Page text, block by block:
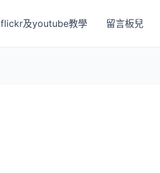
flickr及youtube教學 留言板兒